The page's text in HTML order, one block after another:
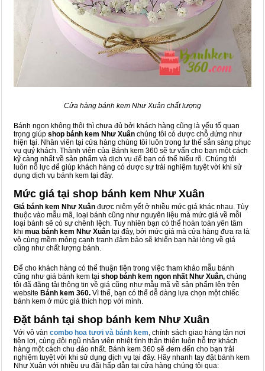
Cửa hàng bánh kem Như Xuân chất lượng
Bánh ngon không thôi thì chưa đủ bởi khách hàng cũng là yếu tố quan
trọng giúp shop bánh kem Như Xuân chúng tôi có được chỗ đứng như
hiện tại. Nhân viên tại cửa hàng chúng tôi luôn trong tư thế sẵn sàng phục
vụ quý khách. Thành viên của Bánh kem 360 sẽ tư vấn cho bạn một cách
kỹ càng nhất về sản phẩm và dịch vụ để bạn có thể hiểu rõ. Chúng tôi
luôn nỗ lực để giúp khách hàng có được sự trải nghiệm tuyệt vời khi sử
dụng dịch vụ bánh kem tại đây.
Mức giá tại shop bánh kem Như Xuân
Giá bánh kem Như Xuân được niêm yết ở nhiều mức giá khác nhau. Tùy
thuộc vào mẫu mã, loại bánh cũng như nguyên liệu mà mức giá về mỗi
loại bánh sẽ có sự chênh lệch. Tuy nhiên bạn có thể hoàn toàn yên tâm
khi mua bánh kem Như Xuân tại đây, bởi mức giá mà cửa hàng đưa ra là
vô cùng mềm mỏng cạnh tranh đảm bảo sẽ khiến bạn hài lòng về giá
cũng như chất lượng bánh.
Để cho khách hàng có thể thuận tiện trong việc tham khảo mẫu bánh
cũng như giá bánh kem tại shop bánh kem ngon nhất Như Xuân, chúng
tôi đã đăng tải thông tin về giá cũng như mẫu mã về sản phẩm lên trên
website Bánh kem 360. Vì thế, bạn có thể dễ dàng lựa chọn một chiếc
bánh kem ở mức giá thích hợp với mình.
Đặt bánh tại shop bánh kem Như Xuân
Với vô vàn combo hoa tươi và bánh kem, chính sách giao hàng tận nơi
tiện lợi, cùng đội ngũ nhân viên nhiệt tình thân thiện luôn hỗ trợ khách
hàng một cách chu đáo nhất. Bánh kem 360 sẽ đem đến cho bạn trải
nghiệm tuyệt vời khi sử dụng dịch vụ tại đây. Hãy nhanh tay đặt bánh kem
Như Xuân với nhiều ưu đãi hấp dẫn tại cửa hàng chúng tôi qua: